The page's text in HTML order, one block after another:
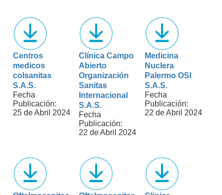
Centros
medicos
colsanitas
S.A.S.
Fecha
Publicación:
25 de Abril 2024
Clínica Campo
Abierto
Organización
Sanitas
Internacional
S.A.S.
Fecha
Publicación:
22 de Abril 2024
Medicina
Nuclera
Palermo OSI
S.A.S.
Fecha
Publicación:
22 de Abril 2024